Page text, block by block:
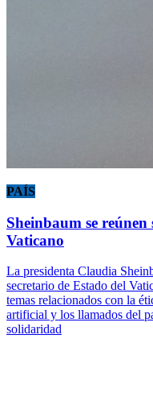
PAÍS
Sheinbaum se
Vaticano
La presidenta Claudia
secretario de Estado del
temas relacionados con la
artificial y los llamados del
solidaridad